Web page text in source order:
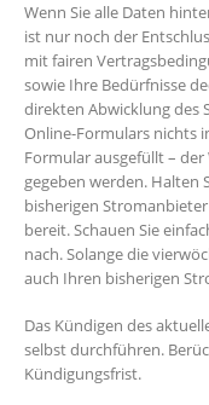
Wenn Sie alle Daten
ist nur noch der
mit fairen
sowie Ihre Bedürfnisse
direkten Abwicklung des
Online-Formulars nichts
Formular ausgefüllt –
gegeben werden. Halten
bisherigen
bereit. Schauen Sie
nach. Solange die
auch Ihren bisherigen
Das Kündigen des
selbst durchführen.
Kündigungsfrist.